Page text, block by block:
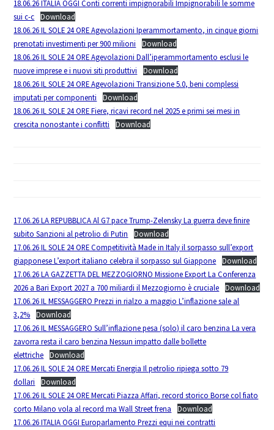
18.06.26 ITALIA OGGI Conti correnti impignorabili Impignorabili le somme
sui c-c
Download
18.06.26 IL SOLE 24 ORE Agevolazioni Iperammortamento, in cinque giorni
prenotati investimenti per 900 milioni
Download
18.06.26 IL SOLE 24 ORE Agevolazioni Dall’iperammortamento esclusi le
nuove imprese e i nuovi siti produttivi
Download
18.06.26 IL SOLE 24 ORE Agevolazioni Transizione 5.0, beni complessi
imputati per componenti
Download
18.06.26 IL SOLE 24 ORE Fiere, ricavi record nel 2025 e primi sei mesi in
crescita nonostante i conflitti
Download
17.06.26 LA REPUBBLICA Al G7 pace Trump-Zelensky La guerra deve finire
subito Sanzioni al petrolio di Putin
Download
17.06.26 IL SOLE 24 ORE Competitività Made in Italy il sorpasso sull’export
giapponese L’export italiano celebra il sorpasso sul Giappone
Download
17.06.26 LA GAZZETTA DEL MEZZOGIORNO Missione Export La Conferenza
2026 a Bari Export 2027 a 700 miliardi il Mezzogiorno è cruciale
Download
17.06.26 IL MESSAGGERO Prezzi in rialzo a maggio L’inflazione sale al
3,2%
Download
17.06.26 IL MESSAGGERO Sull’inflazione pesa (solo) il caro benzina La vera
zavorra resta il caro benzina Nessun impatto dalle bollette
elettriche
Download
17.06.26 IL SOLE 24 ORE Mercati Energia Il petrolio ripiega sotto 79
dollari
Download
17.06.26 IL SOLE 24 ORE Mercati Piazza Affari, record storico Borse col fiato
corto Milano vola al record ma Wall Street frena
Download
17.06.26 ITALIA OGGI Europarlamento Prezzi equi nei contratti